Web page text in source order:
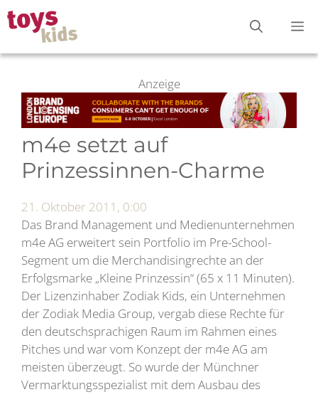
Zum
Inhalt
springen
Anzeige
m4e setzt auf
Prinzessinnen-Charme
21. Oktober 2011, 0:00
Das Brand Management und Medienunternehmen
m4e AG erweitert sein Portfolio im Pre-School-
Segment um die Merchandisingrechte an der
Erfolgsmarke „Kleine Prinzessin“ (65 x 11 Minuten).
Der Lizenzinhaber Zodiak Kids, ein Unternehmen
der Zodiak Media Group, vergab diese Rechte für
den deutschsprachigen Raum im Rahmen eines
Pitches und war vom Konzept der m4e AG am
meisten überzeugt. So wurde der Münchner
Vermarktungsspezialist mit dem Ausbau des